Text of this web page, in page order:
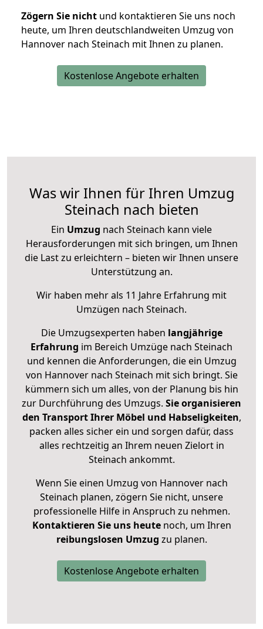
Zögern Sie nicht und kontaktieren Sie uns noch
heute, um Ihren deutschlandweiten Umzug von
Hannover nach Steinach mit Ihnen zu planen.
Kostenlose Angebote erhalten
Was wir Ihnen für Ihren Umzug
Steinach nach bieten
Ein Umzug nach Steinach kann viele
Herausforderungen mit sich bringen, um Ihnen
die Last zu erleichtern – bieten wir Ihnen unsere
Unterstützung an.
Wir haben mehr als 11 Jahre Erfahrung mit
Umzügen nach Steinach.
Die Umzugsexperten haben langjährige
Erfahrung im Bereich Umzüge nach Steinach
und kennen die Anforderungen, die ein Umzug
von Hannover nach Steinach mit sich bringt. Sie
kümmern sich um alles, von der Planung bis hin
zur Durchführung des Umzugs. Sie organisieren
den Transport Ihrer Möbel und Habseligkeiten,
packen alles sicher ein und sorgen dafür, dass
alles rechtzeitig an Ihrem neuen Zielort in
Steinach ankommt.
Wenn Sie einen Umzug von Hannover nach
Steinach planen, zögern Sie nicht, unsere
professionelle Hilfe in Anspruch zu nehmen.
Kontaktieren Sie uns heutenoch, um Ihren
reibungslosen Umzug zu planen.
Kostenlose Angebote erhalten